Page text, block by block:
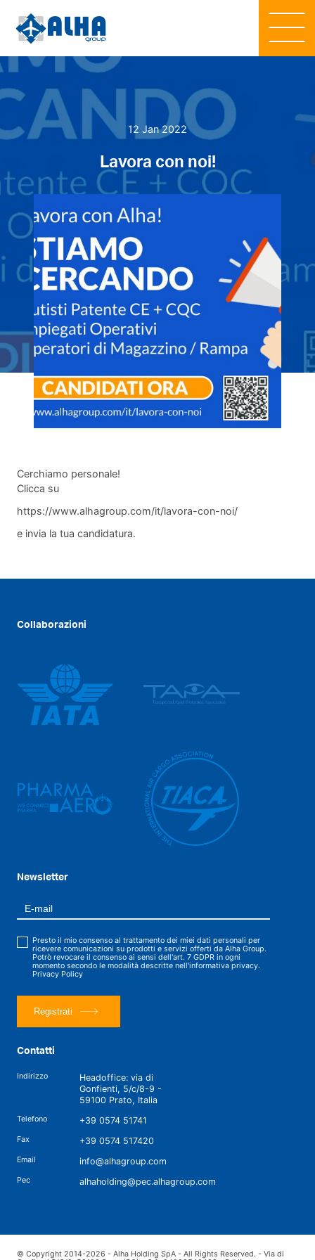
12 Jan 2022
Lavora con noi!
Cerchiamo personale!
Clicca su
https://www.alhagroup.com/it/lavora-con-noi/
e invia la tua candidatura.
Collaborazioni
Newsletter
Presto il mio consenso al trattamento dei miei dati personali per
ricevere comunicazioni su prodotti e servizi offerti da Alha Group.
Potrò revocare il consenso ai sensi dell'art. 7 GDPR in ogni
momento secondo le modalità descritte nell'informativa privacy.
Privacy Policy
Registrati
Contatti
Indirizzo
Headoffice: via di
Gonfienti, 5/c/8-9 -
59100 Prato, Italia
Telefono +39 0574 51741
Fax +39 0574 517420
Email info@alhagroup.com
Pec alhaholding@pec.alhagroup.com
© Copyright 2014-2026 - Alha Holding SpA - All Rights Reserved. - Via di